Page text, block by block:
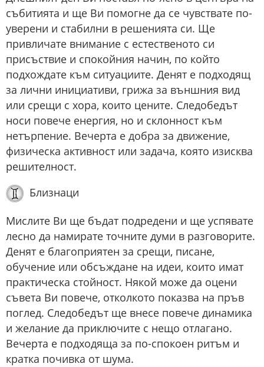
събитията и ще Ви помогне да се чувствате по-
уверени и стабилни в решенията си. Ще
привличате внимание с естественото си
присъствие и спокойния начин, по който
подхождате към ситуациите. Денят е подходящ
за лични инициативи, грижа за външния вид
или срещи с хора, които цените. Следобедът
носи повече енергия, но и склонност към
нетърпение. Вечерта е добра за движение,
физическа активност или задача, която изисква
решителност.
Близнаци
Мислите Ви ще бъдат подредени и ще успявате
лесно да намирате точните думи в разговорите.
Денят е благоприятен за срещи, писане,
обучение или обсъждане на идеи, които имат
практическа стойност. Някой може да оцени
съвета Ви повече, отколкото показва на пръв
поглед. Следобедът ще внесе повече динамика
и желание да приключите с нещо отлагано.
Вечерта е подходяща за по-спокоен ритъм и
кратка почивка от шума.